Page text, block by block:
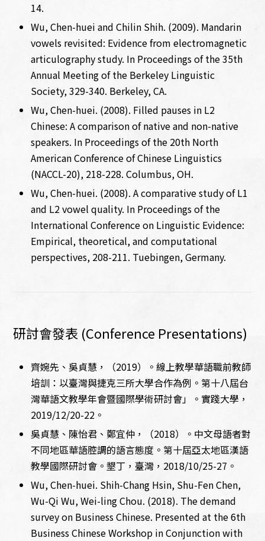
14.
Wu, Chen-huei and Chilin Shih. (2009). Mandarin
vowels revisited: Evidence from electromagnetic
articulography study. In Proceedings of the 35th
Annual Meeting of the Berkeley Linguistic
Society, 329-340. Berkeley, CA.
Wu, Chen-huei. (2008). Filled pauses in L2
Chinese: A comparison of native and non-native
speakers. In Proceedings of the 20th North
American Conference of Chinese Linguistics
(NACCL-20), 218-228. Columbus, OH.
Wu, Chen-huei. (2008). A comparative study of L1
and L2 vowel quality. In Proceedings of the
International Conference on Linguistic Evidence:
Empirical, theoretical, and computational
perspectives, 208-211. Tuebingen, Germany.
研討會發表 (Conference Presentations)
齊婉先、吳貞慧，（2019）。線上教學華語職前教師
培訓：以臺灣與捷克三所大學合作為例。第十八屆台
灣華語文教學年會暨國際學術研討會」。實踐大學，
2019/12/20-22。
吳貞慧、陳怡君、鄭宜仲，（2018）。中文母語者對
不同地區華語腔調的語言態度。第十屆亞太地區漢語
教學國際研討會。墾丁，臺灣，2018/10/25-27。
Wu, Chen-huei. Shih-Chang Hsin, Shu-Fen Chen,
Wu-Qi Wu, Wei-ling Chou. (2018). The demand
survey on Business Chinese. Presented at the 6th
Business Chinese Workshop in Conjunction with